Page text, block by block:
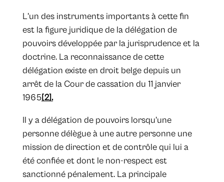
L'un des instruments importants à cette fin
est la figure juridique de la délégation de
pouvoirs développée par la jurisprudence et la
doctrine. La reconnaissance de cette
délégation existe en droit belge depuis un
arrêt de la Cour de cassation du 11 janvier
1965[2].
Il y a délégation de pouvoirs lorsqu'une
personne délègue à une autre personne une
mission de direction et de contrôle qui lui a
été confiée et dont le non-respect est
sanctionné pénalement. La principale